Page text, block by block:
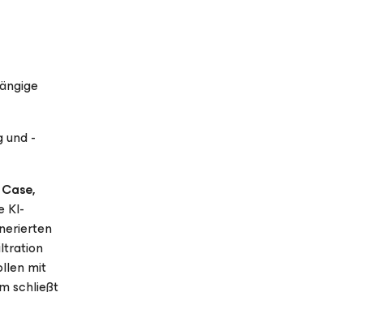
und -
KI-
mit
schließt